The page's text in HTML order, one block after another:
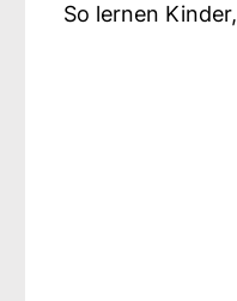
So lernen